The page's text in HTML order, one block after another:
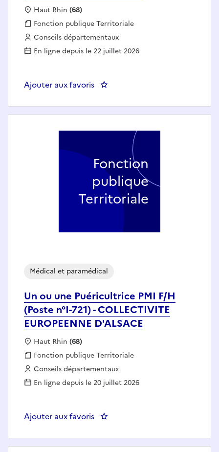
Localisation :
Haut Rhin (68)
Fonction publique :
Fonction publique Territoriale
Employeur :
Conseils départementaux
En ligne depuis le 22 juillet 2026
Ajouter aux favoris : Un ou une Sage-femme F/H
Un ou une Puéricultrice PMI F/H
(Poste n°I-721) - COLLECTIVITE
EUROPEENNE D'ALSACE
Médical et paramédical
Localisation :
Haut Rhin (68)
Fonction publique :
Fonction publique Territoriale
Employeur :
Conseils départementaux
En ligne depuis le 20 juillet 2026
Ajouter aux favoris : Un ou une Puéricultrice PMI F/
Fonction
publique
Territoriale